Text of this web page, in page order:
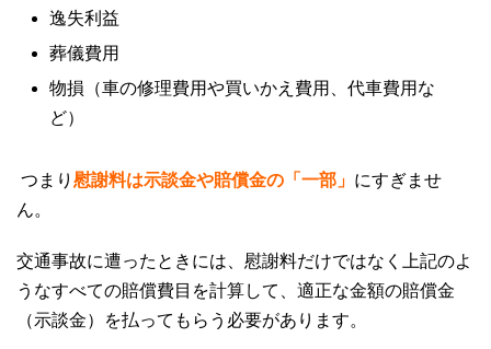
逸失利益
葬儀費用
物損（車の修理費用や買いかえ費用、代車費用な
ど）
つまり 慰謝料は示談金や賠償金の「一部」 にすぎませ
ん。
交通事故に遭ったときには、慰謝料だけではなく上記のよ
うなすべての賠償費目を計算して、適正な金額の賠償金
（示談金）を払ってもらう必要があります。